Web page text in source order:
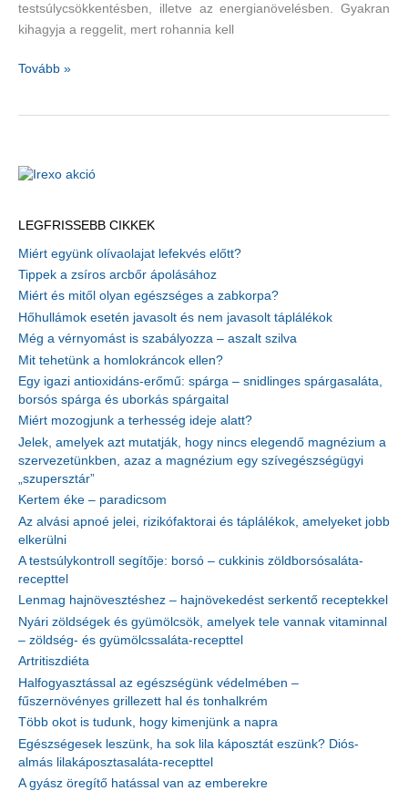
testsúlycsökkentésben, illetve az energianövelésben. Gyakran
kihagyja a reggelit, mert rohannia kell
Súlyvesztés
ok,
ki
a
reggelit
Tovább »
LEGFRISSEBB CIKKEK
Miért együnk olívaolajat lefekvés előtt?
Tippek a zsíros arcbőr ápolásához
Miért és mitől olyan egészséges a zabkorpa?
Hőhullámok esetén javasolt és nem javasolt táplálékok
Még a vérnyomást is szabályozza – aszalt szilva
Mit tehetünk a homlokráncok ellen?
Egy igazi antioxidáns-erőmű: spárga – snidlinges spárgasaláta,
borsós spárga és uborkás spárgaital
Miért mozogjunk a terhesség ideje alatt?
Jelek, amelyek azt mutatják, hogy nincs elegendő magnézium a
szervezetünkben, azaz a magnézium egy szívegészségügyi
„szupersztár”
Kertem éke – paradicsom
Az alvási apnoé jelei, rizikófaktorai és táplálékok, amelyeket jobb
elkerülni
A testsúlykontroll segítője: borsó – cukkinis zöldborsósaláta-
recepttel
Lenmag hajnövesztéshez – hajnövekedést serkentő receptekkel
Nyári zöldségek és gyümölcsök, amelyek tele vannak vitaminnal
– zöldség- és gyümölcssaláta-recepttel
Artritiszdiéta
Halfogyasztással az egészségünk védelmében –
fűszernövényes grillezett hal és tonhalkrém
Több okot is tudunk, hogy kimenjünk a napra
Egészségesek leszünk, ha sok lila káposztát eszünk? Diós-
almás lilakáposztasaláta-recepttel
A gyász öregítő hatással van az emberekre